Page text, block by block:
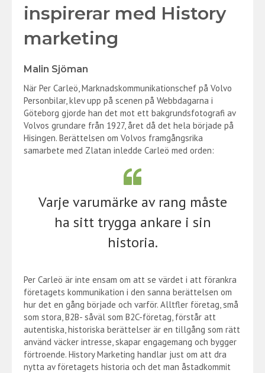
inspirerar med History
marketing
Malin Sjöman
När Per Carleö, Marknadskommunikationschef på Volvo
Personbilar, klev upp på scenen på Webbdagarna i
Göteborg gjorde han det mot ett bakgrundsfotografi av
Volvos grundare från 1927, året då det hela började på
Hisingen. Berättelsen om Volvos framgångsrika
samarbete med Zlatan inledde Carleö med orden:
Varje varumärke av rang måste
ha sitt trygga ankare i sin
historia.
Per Carleö är inte ensam om att se värdet i att förankra
företagets kommunikation i den sanna berättelsen om
hur det en gång började och varför. Alltfler företag, små
som stora, B2B- såväl som B2C-företag, förstår att
autentiska, historiska berättelser är en tillgång som rätt
använd väcker intresse, skapar engagemang och bygger
förtroende. History Marketing handlar just om att dra
nytta av företagets historia och det man åstadkommit